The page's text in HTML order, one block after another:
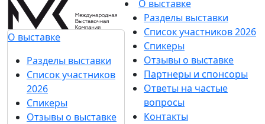
О выставке
Разделы выставки
Список участников
2026
Спикеры
Отзывы о выставке
О выставке
Разделы выставки
Список участников 2026
Спикеры
Отзывы о выставке
Партнеры и спонсоры
Ответы на частые
вопросы
Контакты